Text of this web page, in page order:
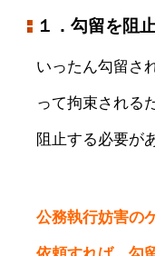
１．勾留を阻
いったん勾留さ
って拘束される
阻止する必要が
公務執行妨害の